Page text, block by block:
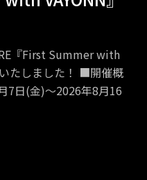
『First Summer with
たしました！ ■開催概
7日(金)～2026年8月16